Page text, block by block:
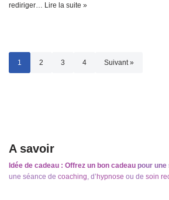
rediriger… Lire la suite »
1 2 3 4 Suivant »
A savoir
Idée de cadeau : Offrez un bon cadeau pour une
une séance de coaching , d’hypnose ou de soin